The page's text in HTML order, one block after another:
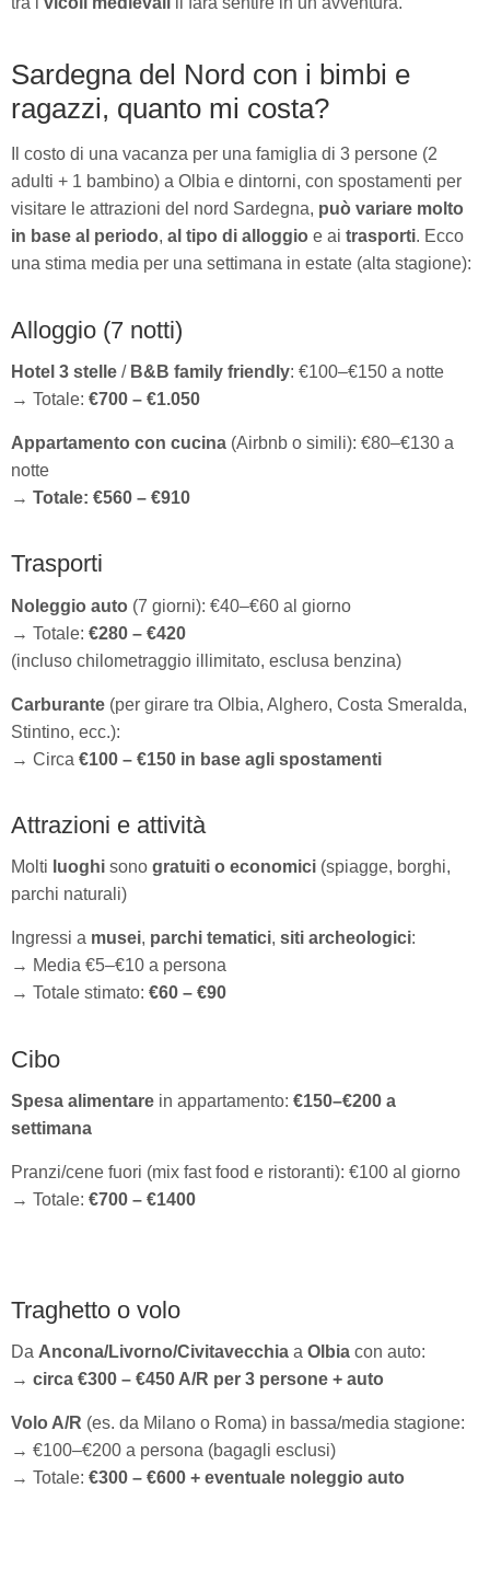
Sardegna del Nord con i bimbi e
ragazzi, quanto mi costa?
Il costo di una vacanza per una famiglia di 3 persone (2
adulti + 1 bambino) a Olbia e dintorni, con spostamenti per
visitare le attrazioni del nord Sardegna, può variare molto
in base al periodo, al tipo di alloggio e ai trasporti. Ecco
una stima media per una settimana in estate (alta stagione):
Alloggio (7 notti)
Hotel 3 stelle / B&B family friendly: €100–€150 a notte
→ Totale: €700 – €1.050
Appartamento con cucina (Airbnb o simili): €80–€130 a
notte
→ Totale: €560 – €910
Trasporti
Noleggio auto (7 giorni): €40–€60 al giorno
→ Totale: €280 – €420
(incluso chilometraggio illimitato, esclusa benzina)
Carburante (per girare tra Olbia, Alghero, Costa Smeralda,
Stintino, ecc.):
→ Circa €100 – €150 in base agli spostamenti
Attrazioni e attività
Molti luoghi sono gratuiti o economici (spiagge, borghi,
parchi naturali)
Ingressi a musei, parchi tematici, siti archeologici:
→ Media €5–€10 a persona
→ Totale stimato: €60 – €90
Cibo
Spesa alimentare in appartamento: €150–€200 a
settimana
Pranzi/cene fuori (mix fast food e ristoranti): €100 al giorno
→ Totale: €700 – €1400
Traghetto o volo
Da Ancona/Livorno/Civitavecchia a Olbia con auto:
→ circa €300 – €450 A/R per 3 persone + auto
Volo A/R (es. da Milano o Roma) in bassa/media stagione:
→ €100–€200 a persona (bagagli esclusi)
→ Totale: €300 – €600 + eventuale noleggio auto